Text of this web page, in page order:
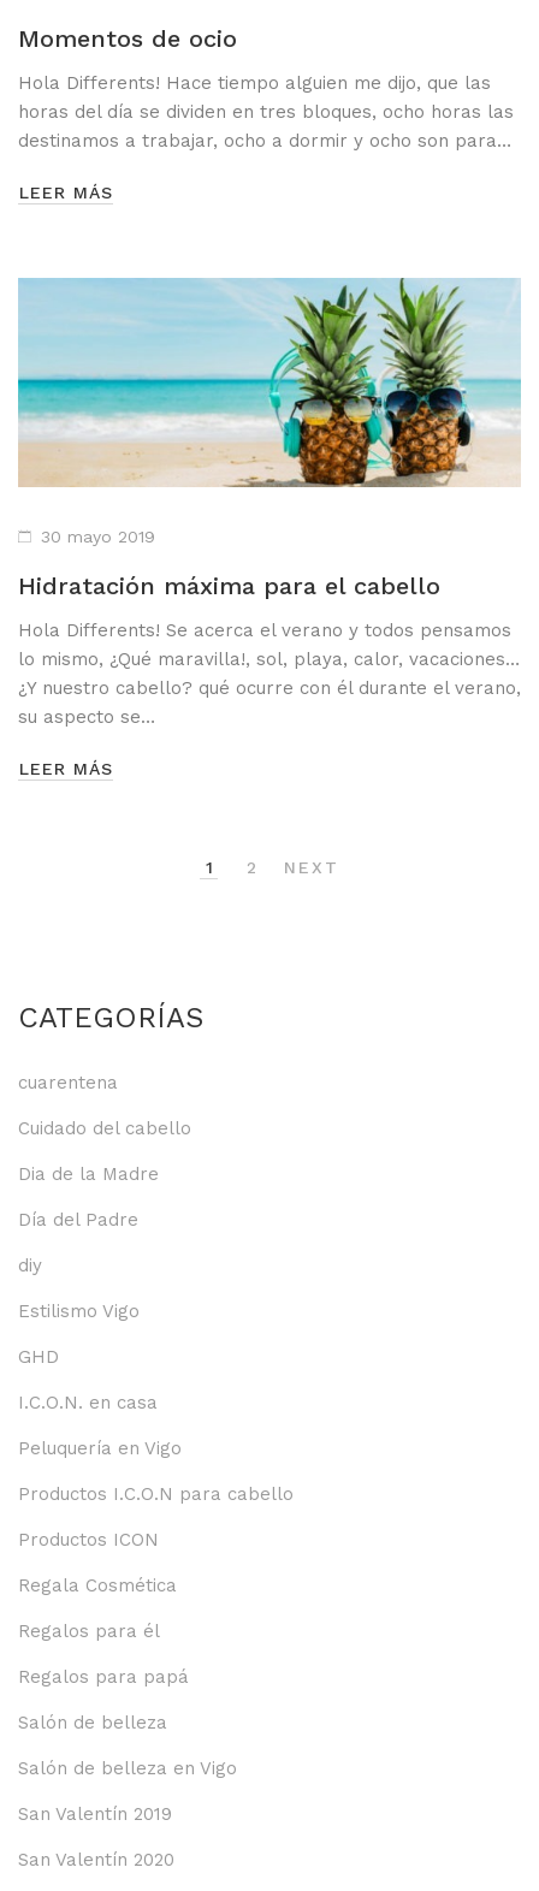
Momentos de ocio
Hola Differents! Hace tiempo alguien me dijo, que las
horas del día se dividen en tres bloques, ocho horas las
destinamos a trabajar, ocho a dormir y ocho son para…
LEER MÁS
30 mayo 2019
Hidratación máxima para el cabello
Hola Differents! Se acerca el verano y todos pensamos
lo mismo, ¿Qué maravilla!, sol, playa, calor, vacaciones…
¿Y nuestro cabello? qué ocurre con él durante el verano,
su aspecto se…
LEER MÁS
1 2 NEXT
CATEGORÍAS
cuarentena
Cuidado del cabello
Dia de la Madre
Día del Padre
diy
Estilismo Vigo
GHD
I.C.O.N. en casa
Peluquería en Vigo
Productos I.C.O.N para cabello
Productos ICON
Regala Cosmética
Regalos para él
Regalos para papá
Salón de belleza
Salón de belleza en Vigo
San Valentín 2019
San Valentín 2020